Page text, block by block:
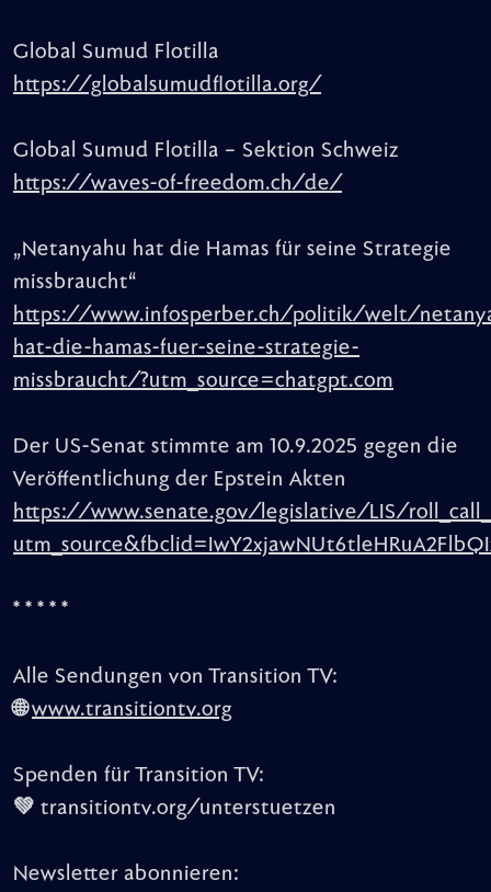
Global Sumud Flotilla
https://globalsumudflotilla.org/
Global Sumud Flotilla – Sektion Schweiz
https://waves-of-freedom.ch/de/
„Netanyahu hat die Hamas für seine Strategie
missbraucht“
https://www.infosperber.ch/politik/welt/
hat-die-hamas-fuer-seine-strategie-
missbraucht/?utm_source=chatgpt.com
Der US-Senat stimmte am 10.9.2025 gegen die
Veröffentlichung der Epstein Akten
https://www.senate.gov/legislative/LIS/
* * * * *
Alle Sendungen von Transition TV:
🌐www.transitiontv.org
Spenden für Transition TV:
💚 transitiontv.org/unterstuetzen
Newsletter abonnieren: